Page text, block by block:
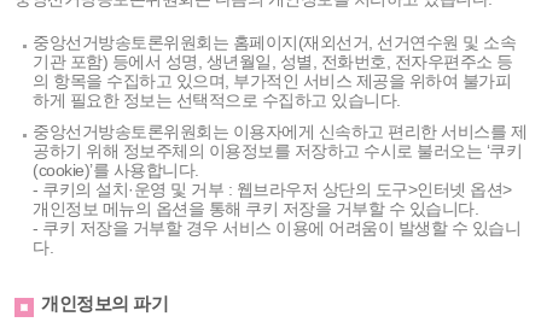
중앙선거방송토론위원회는 홈페이지(재외선거, 선거연수원 및 소속
기관 포함) 등에서 성명, 생년월일, 성별, 전화번호, 전자우편주소 등
의 항목을 수집하고 있으며, 부가적인 서비스 제공을 위하여 불가피
하게 필요한 정보는 선택적으로 수집하고 있습니다.
중앙선거방송토론위원회는 이용자에게 신속하고 편리한 서비스를 제
공하기 위해 정보주체의 이용정보를 저장하고 수시로 불러오는 ‘쿠키
(cookie)’를 사용합니다.
- 쿠키의 설치·운영 및 거부 : 웹브라우저 상단의 도구>인터넷 옵션>
개인정보 메뉴의 옵션을 통해 쿠키 저장을 거부할 수 있습니다.
- 쿠키 저장을 거부할 경우 서비스 이용에 어려움이 발생할 수 있습니
다.
개인정보의 파기